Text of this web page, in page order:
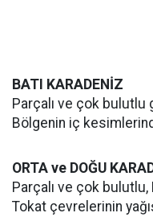
BATI KARADENİZ
Parçalı ve çok
Bölgenin iç
ORTA ve DOĞU
Parçalı ve çok
Tokat çevrelerinin